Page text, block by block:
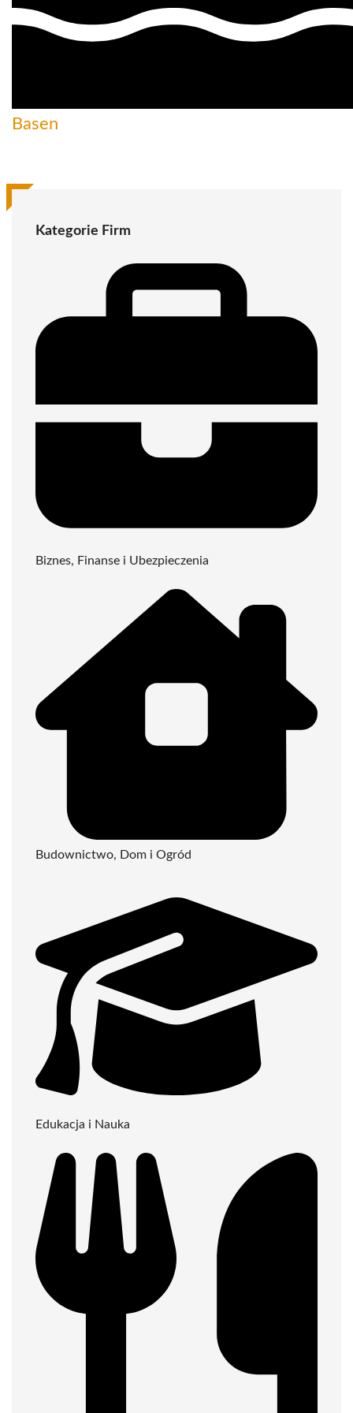
Basen
Kategorie Firm
Biznes, Finanse i Ubezpieczenia
Budownictwo, Dom i Ogród
Edukacja i Nauka